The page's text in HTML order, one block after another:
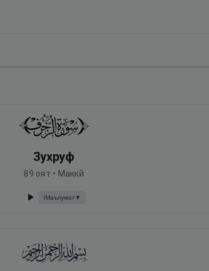
Зухруф
89 оят • Маккӣ
ℹ️Маълумот▼